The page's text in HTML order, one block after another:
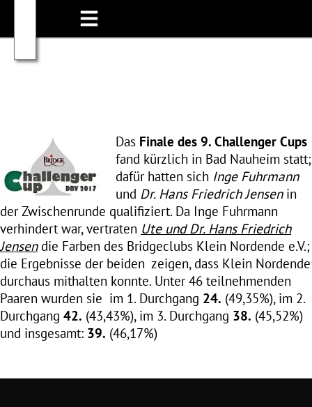
Das Finale des 9. Challenger Cups
fand kürzlich in Bad Nauheim statt;
dafür hatten sich Inge Fuhrmann
und Dr. Hans Friedrich Jensenin
der Zwischenrunde qualifiziert. Da Inge Fuhrmann
verhindert war, vertraten Ute und Dr. Hans Friedrich
Jensendie Farben des Bridgeclubs Klein Nordende e.V.;
die Ergebnisse der beiden zeigen, dass Klein Nordende
durchaus mithalten konnte. Unter 46 teilnehmenden
Paaren wurden sie im 1. Durchgang 24. (49,35%), im 2.
Durchgang 42. (43,43%), im 3. Durchgang 38. (45,52%)
und insgesamt: 39. (46,17%)